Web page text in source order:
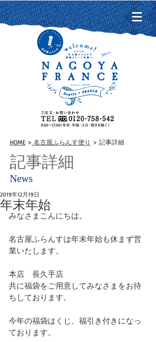
HOME > 名古屋ふらんす便り > 記事詳細
記事詳細
News
年末年始
2019年12月19日
みなさまこんにちは。
名古屋ふらんすは年末年始も休まず営
業いたします。
本店　長久手店
共に福袋をご用意してみなさまをお待
ちしております。
今年の福袋はくじ、福引き付きになっ
ております。